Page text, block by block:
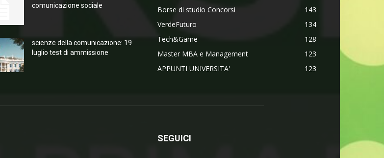
comunicazione sociale
scienze della comunicazione: 19
luglio test di ammissione
Borse di studio Concorsi
143
VerdeFuturo
134
Tech&Game
128
Master MBA e Management
123
APPUNTI UNIVERSITA'
123
SEGUICI